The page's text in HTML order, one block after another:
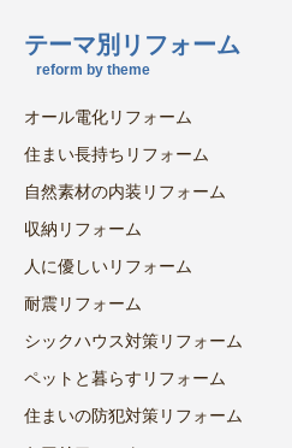
テーマ別リフォーム
reform by theme
オール電化リフォーム
住まい長持ちリフォーム
自然素材の内装リフォーム
収納リフォーム
人に優しいリフォーム
耐震リフォーム
シックハウス対策リフォーム
ペットと暮らすリフォーム
住まいの防犯対策リフォーム